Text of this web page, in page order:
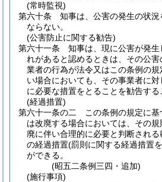
(常時監視)
第六十条
知事は、公害の発生の状
ならない。
(公害防止に関する勧告)
第六十一条
知事は、現に公害が発
れがあると認めるときは、その公
業者の行為が法令又はこの条例の
い場合においても、その事業者に
に必要な措置をとることを勧告する
(経過措置)
第六十一条の二
この条例の規定に
は改廃する場合においては、その
廃に伴い合理的に必要と判断され
の経過措置(罰則に関する経過措置
ができる。
(昭五二条例三四・追加)
(施行事項)